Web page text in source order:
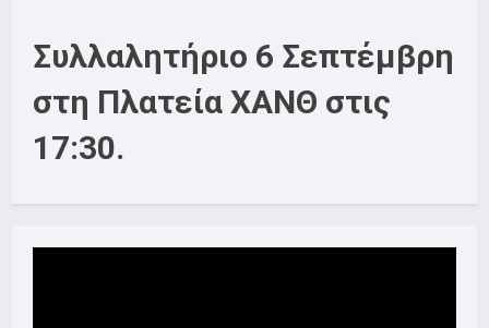
Συλλαλητήριο 6 Σεπτέμβρη
στη Πλατεία ΧΑΝΘ στις
17:30.